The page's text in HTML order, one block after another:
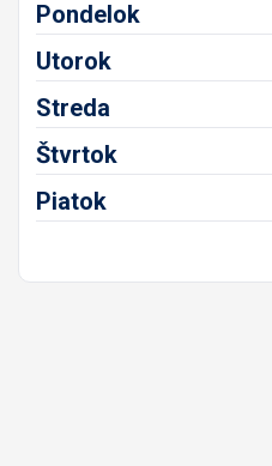
Pondelok
Utorok
Streda
Štvrtok
Piatok